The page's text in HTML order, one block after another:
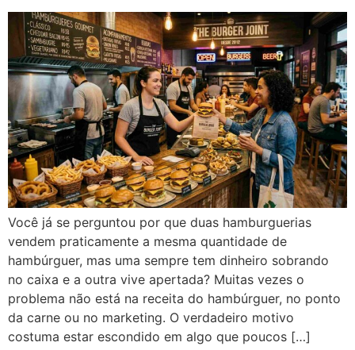
Você já se perguntou por que duas hamburguerias
vendem praticamente a mesma quantidade de
hambúrguer, mas uma sempre tem dinheiro sobrando
no caixa e a outra vive apertada? Muitas vezes o
problema não está na receita do hambúrguer, no ponto
da carne ou no marketing. O verdadeiro motivo
costuma estar escondido em algo que poucos […]